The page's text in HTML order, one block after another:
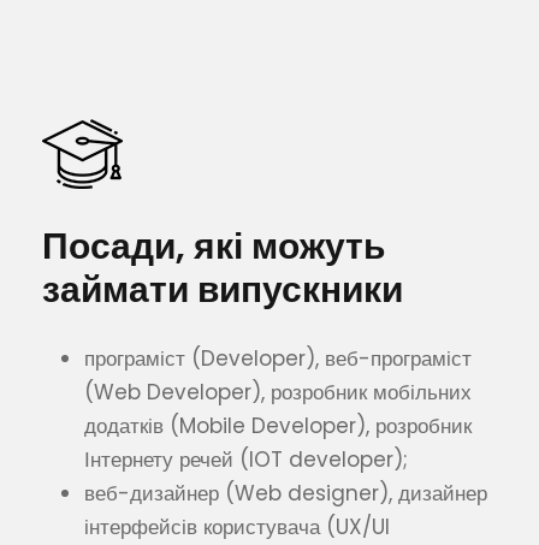
Посади, які можуть
займати випускники
програміст (Developer), веб-програміст
(Web Developer), розробник мобільних
додатків (Mobile Developer), розробник
Інтернету речей (IOT developer);
веб-дизайнер (Web designer), дизайнер
інтерфейсів користувача (UX/UI